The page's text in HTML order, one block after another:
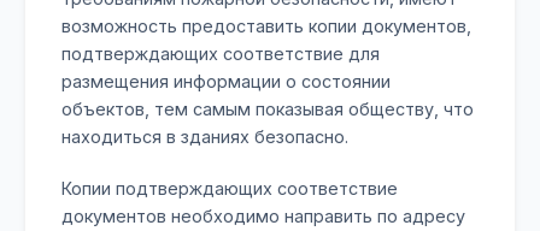
возможность предоставить копии документов,
подтверждающих соответствие для
размещения информации о состоянии
объектов, тем самым показывая обществу, что
находиться в зданиях безопасно.
Копии подтверждающих соответствие
документов необходимо направить по адресу